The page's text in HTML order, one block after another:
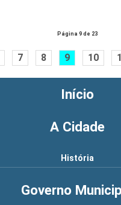
Página 9 de 23
7 8 9 10
Início
A Cidade
História
Governo